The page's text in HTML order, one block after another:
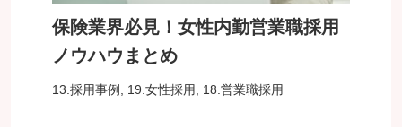
保険業界必見！女性内勤営業職採用
ノウハウまとめ
13.採用事例 19.女性採用 18.営業職採用